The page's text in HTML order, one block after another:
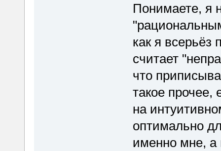
Понимаете, я
как я всерьёз
считает
что
такое прочее,
на
оптимально
именно мне, а